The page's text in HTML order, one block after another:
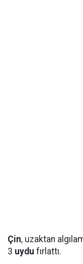
Çin, uzaktan
3 uydu fırlattı.